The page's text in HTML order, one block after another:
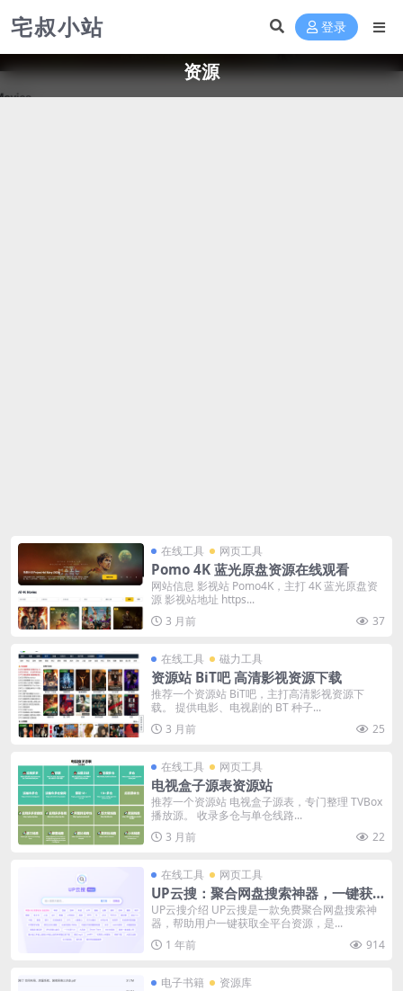
宅叔小站 登录
资源
在线工具 网页工具
Pomo 4K 蓝光原盘资源在线观看
网站信息 影视站 Pomo4K，主打 4K 蓝光原盘资
源 影视站地址 https...
3 月前
37
在线工具 磁力工具
资源站 BiT吧 高清影视资源下载
推荐一个资源站 BiT吧，主打高清影视资源下
载。 提供电影、电视剧的 BT 种子...
3 月前
25
在线工具 网页工具
电视盒子源表资源站
推荐一个资源站 电视盒子源表，专门整理 TVBox
播放源。 收录多仓与单仓线路...
3 月前
22
在线工具 网页工具
UP云搜：聚合网盘搜索神器，一键获
取全平台资源
UP云搜介绍 UP云搜是一款免费聚合网盘搜索神
器，帮助用户一键获取全平台资源，是...
1 年前
914
电子书籍 资源库